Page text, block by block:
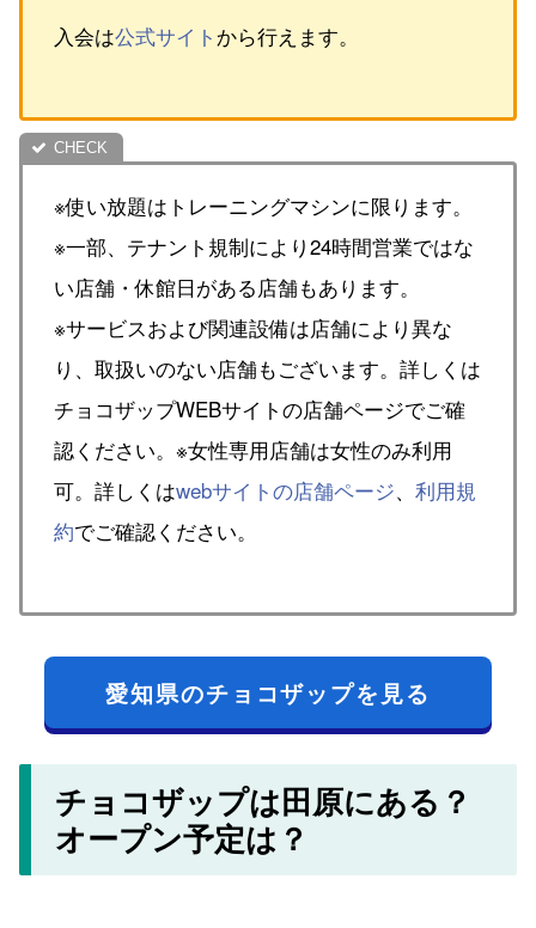
入会は公式サイト から行えます。
※使い放題はトレーニングマシンに限ります。
※一部、テナント規制により24時間営業ではな
い店舗・休館日がある店舗もあります。
※サービスおよび関連設備は店舗により異な
り、取扱いのない店舗もございます。詳しくは
チョコザップWEBサイトの店舗ページでご確
認ください。※女性専用店舗は女性のみ利用
可。詳しくはwebサイトの店舗ページ、 利用規
約でご確認ください。
愛知県のチョコザップを見る
チョコザップは田原にある？
オープン予定は？